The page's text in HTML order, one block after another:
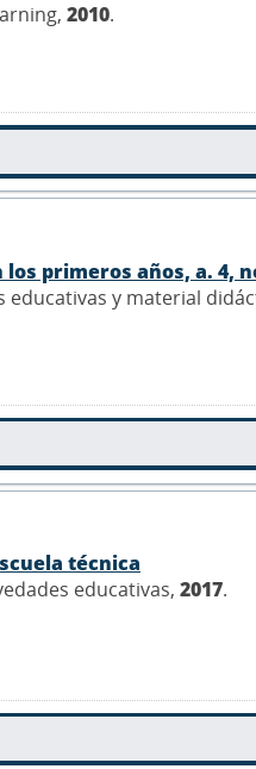
2010.
primeros años, a. 4,
educativas y material
técnica
educativas, 2017.